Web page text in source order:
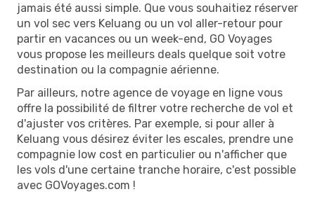
jamais été aussi simple. Que vous souhaitiez réserver
un vol sec vers Keluang ou un vol aller-retour pour
partir en vacances ou un week-end, GO Voyages
vous propose les meilleurs deals quelque soit votre
destination ou la compagnie aérienne.
Par ailleurs, notre agence de voyage en ligne vous
offre la possibilité de filtrer votre recherche de vol et
d'ajuster vos critères. Par exemple, si pour aller à
Keluang vous désirez éviter les escales, prendre une
compagnie low cost en particulier ou n'afficher que
les vols d'une certaine tranche horaire, c'est possible
avec GOVoyages.com !